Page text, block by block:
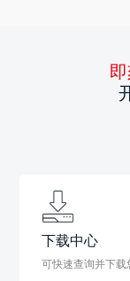
下载中心
可快速查询并下载